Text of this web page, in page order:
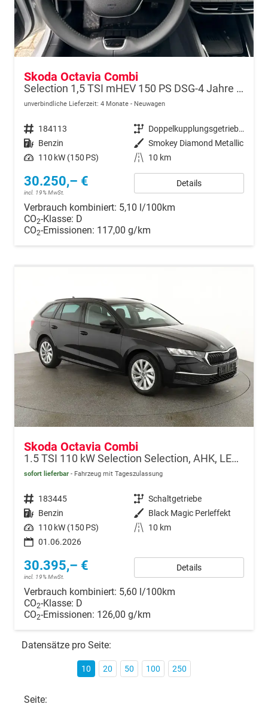
Skoda Octavia Combi
Selection 1,5 TSI mHEV 150 PS DSG-4 Jahre Garantie-Anhängerkupplung schwenkbar-PDC vorne und hinten-Sitzheizung-Smart Link
unverbindliche Lieferzeit: 4 Monate Neuwagen
Fahrzeugnr. 184113 Getriebe
Doppelkupplungsgetriebe (DSG)
Kraftstoff Benzin Außenfarbe Smokey Diamond Metallic
Leistung 110 kW (150 PS) Kilometerstand 10 km
30.250,– €
incl. 19% MwSt.
Details
Verbrauch kombiniert: 5,10 l/100km
CO2-Klasse: D
CO2-Emissionen: 117,00 g/km
Skoda Octavia Combi
1.5 TSI 110 kW Selection Selection, AHK, LED, Side, ACC, Kamera, Winter, 17-Zoll
sofort lieferbar Fahrzeug mit Tageszulassung
Fahrzeugnr. 183445 Getriebe Schaltgetriebe
Kraftstoff Benzin Außenfarbe Black Magic Perleffekt
Leistung 110 kW (150 PS) Kilometerstand
10 km
01.06.2026
30.395,– €
incl. 19% MwSt.
Details
Verbrauch kombiniert: 5,60 l/100km
CO2-Klasse: D
CO2-Emissionen: 126,00 g/km
Datensätze pro Seite:
10 20 50 100 250
Seite: